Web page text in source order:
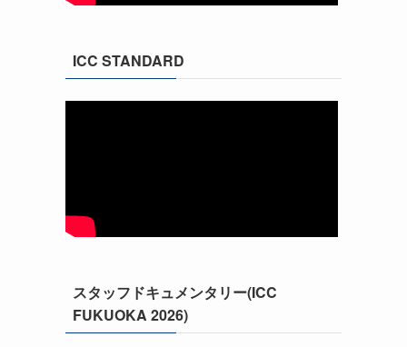
ICC STANDARD
スタッフドキュメンタリー(ICC
FUKUOKA 2026)